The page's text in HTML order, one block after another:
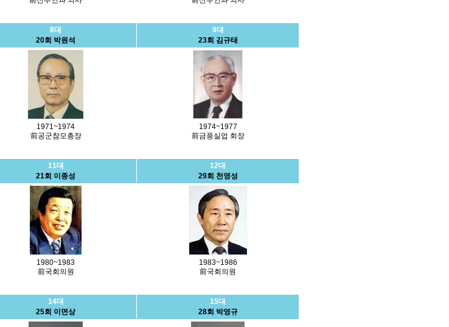
8대
20회 박원석
9대
23회 김규태
1971~1974
前공군참모총장
1974~1977
前금풍실업 회장
11대
21회 이종성
12대
29회 천영성
1980~1983
前국회의원
1983~1986
前국회의원
14대
25회 이면상
15대
28회 박영규